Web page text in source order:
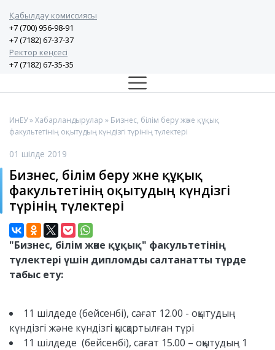
Қабылдау комиссиясы
+7 (700) 956-98-91
+7 (7182) 67-37-37
Ректор кеңсесі
+7 (7182) 67-35-35
ИнЕУ»Хабарландырулар » Бизнес, білім беру және құқық
факультетінің оқытудың күндізгі түрінің түлектері
01 шілде 2019
Бизнес, білім беру және құқық
факультетінің оқытудың күндізгі
түрінің түлектері
"Бизнес, білім және құқық" факультетінің
түлектері үшін дипломды салтанатты түрде
табыс ету:
11 шілдеде (бейсенбі), сағат 12.00 - оқытудың
күндізгі және күндізгі қысқартылған түрі
11 шілдеде (бейсенбі), сағат 15.00 – оқытудың 1